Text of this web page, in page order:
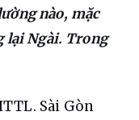
nào, mặc
lại Ngài. Trong
Sài Gòn